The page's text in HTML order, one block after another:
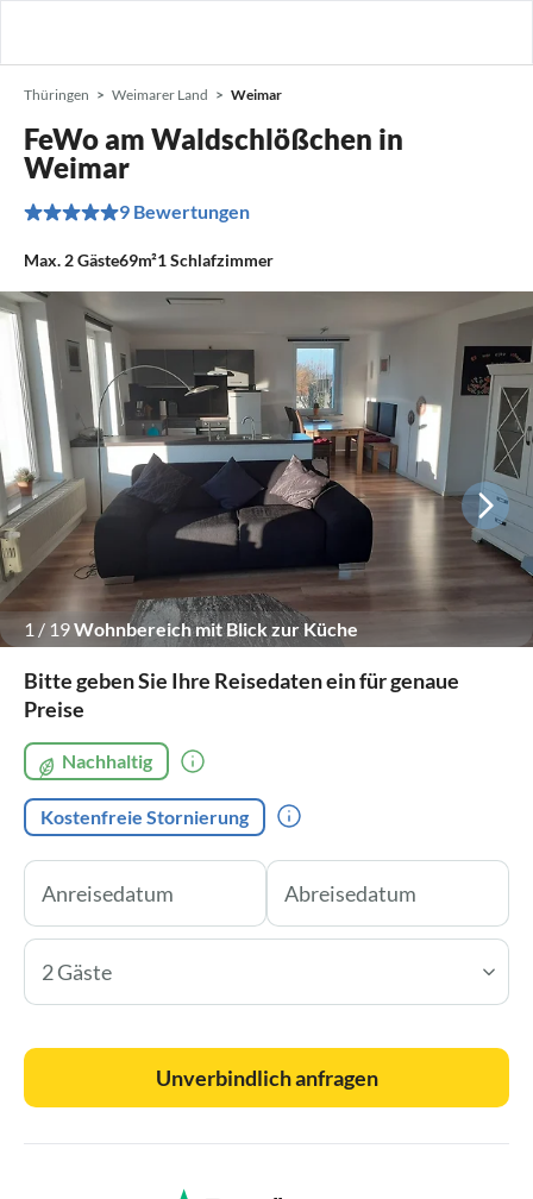
Thüringen Weimarer Land Weimar
FeWo am Waldschlößchen in
Weimar
9 Bewertungen
Max. 2Gäste69m²1Schlafzimmer
1 / 19Wohnbereich mit Blick zur Küche
Bitte geben Sie Ihre Reisedaten ein für genaue
Preise
Nachhaltig
Kostenfreie Stornierung
2 Gäste
Unverbindlich anfragen